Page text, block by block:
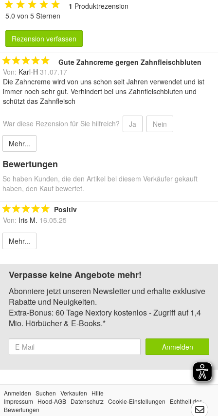
1 Produktrezension
5.0 von 5 Sternen
Rezension verfassen
Gute Zahncreme gergen Zahnfleischbluten
Von: Karl-H 31.07.17
Die Zahncreme wird von uns schon seit Jahren verwendet und ist
immer noch sehr gut. Verhindert bei uns Zahnfleischbluten und
schützt das Zahnfleisch
War diese Rezension für Sie hilfreich? Ja
Nein
Mehr...
Bewertungen
So haben Kunden, die den Artikel bei diesem Verkäufer gekauft
haben, den Kauf bewertet.
Positiv
Von: Iris M. 16.05.25
Mehr...
Verpasse keine Angebote mehr!
Abonniere jetzt unseren Newsletter und erhalte exklusive
Rabatte und Neuigkeiten.
Extra-Bonus: 60 Tage Nextory kostenlos - Zugriff auf 1,4
Mio. Hörbücher & E-Books.*
Anmelden
Anmelden Suchen Verkaufen
Hilfe
Impressum
Hood-AGB Datenschutz Cookie-Einstellungen
Echtheit der
Bewertungen